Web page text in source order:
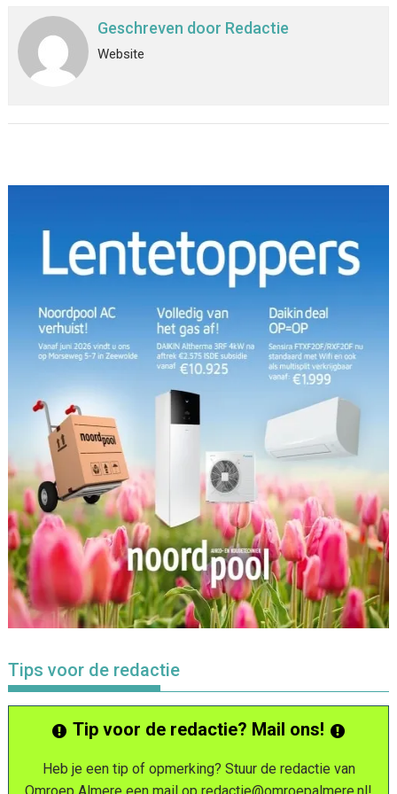
Geschreven door Redactie
Website
Tips voor de redactie
Tip voor de redactie? Mail ons!
Heb je een tip of opmerking? Stuur de redactie van